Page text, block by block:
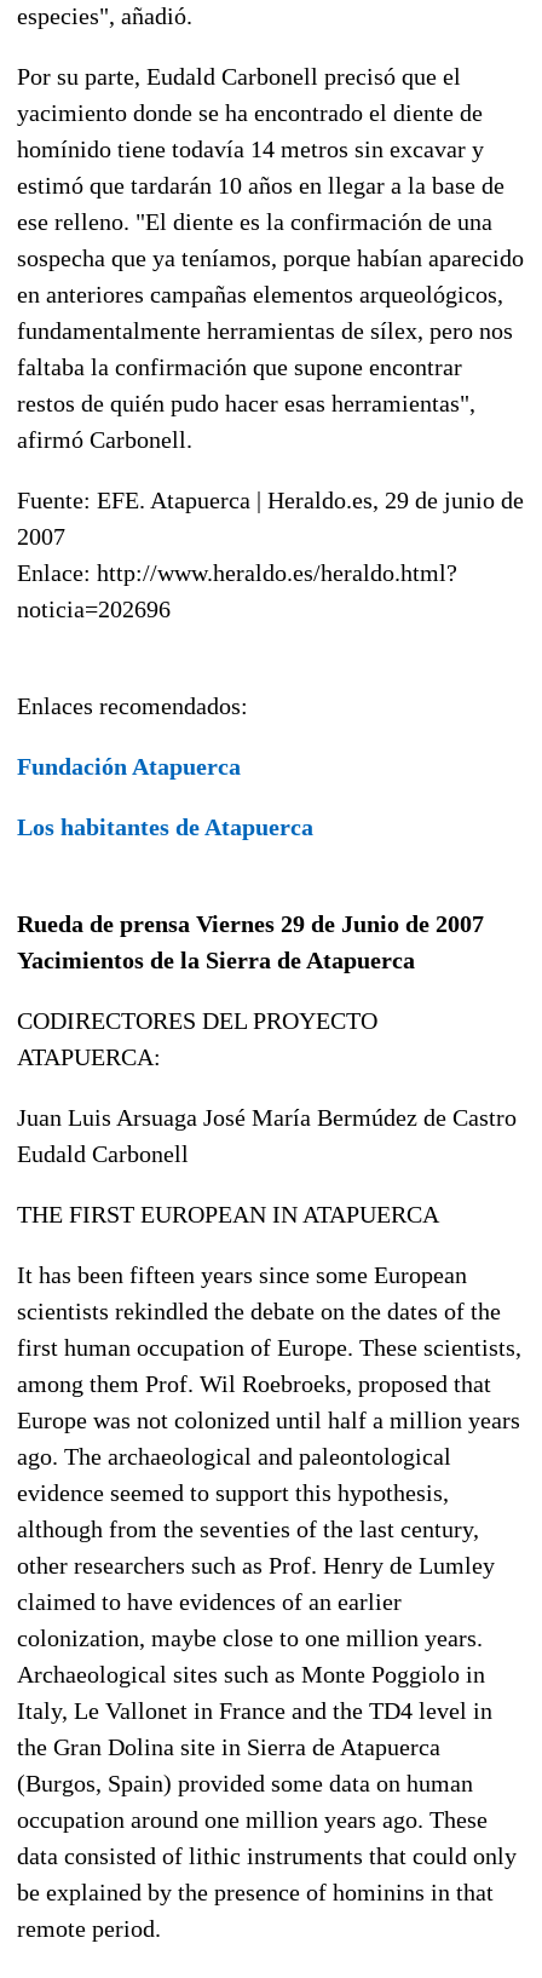
especies", añadió.
Por su parte, Eudald Carbonell precisó que el
yacimiento donde se ha encontrado el diente de
homínido tiene todavía 14 metros sin excavar y
estimó que tardarán 10 años en llegar a la base de
ese relleno. "El diente es la confirmación de una
sospecha que ya teníamos, porque habían aparecido
en anteriores campañas elementos arqueológicos,
fundamentalmente herramientas de sílex, pero nos
faltaba la confirmación que supone encontrar
restos de quién pudo hacer esas herramientas",
afirmó Carbonell.
Fuente: EFE. Atapuerca | Heraldo.es, 29 de junio de
2007
Enlace: http://www.heraldo.es/heraldo.html?
noticia=202696
Enlaces recomendados:
Fundación Atapuerca
Los habitantes de Atapuerca
Rueda de prensa Viernes 29 de Junio de 2007
Yacimientos de la Sierra de Atapuerca
CODIRECTORES DEL PROYECTO
ATAPUERCA:
Juan Luis Arsuaga José María Bermúdez de Castro
Eudald Carbonell
THE FIRST EUROPEAN IN ATAPUERCA
It has been fifteen years since some European
scientists rekindled the debate on the dates of the
first human occupation of Europe. These scientists,
among them Prof. Wil Roebroeks, proposed that
Europe was not colonized until half a million years
ago. The archaeological and paleontological
evidence seemed to support this hypothesis,
although from the seventies of the last century,
other researchers such as Prof. Henry de Lumley
claimed to have evidences of an earlier
colonization, maybe close to one million years.
Archaeological sites such as Monte Poggiolo in
Italy, Le Vallonet in France and the TD4 level in
the Gran Dolina site in Sierra de Atapuerca
(Burgos, Spain) provided some data on human
occupation around one million years ago. These
data consisted of lithic instruments that could only
be explained by the presence of hominins in that
remote period.